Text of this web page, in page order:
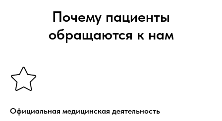
Почему пациенты
обращаются к нам
Официальная медицинская деятельность